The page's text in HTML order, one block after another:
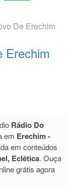
De Erechim
Erechim
Rádio Do
em Erechim -
em conteúdos
Eclética. Ouça
grátis agora